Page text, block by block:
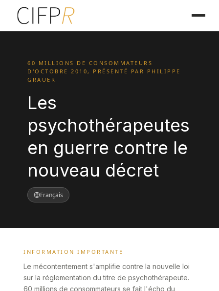
60 MILLIONS DE CONSOMMATEURS
D'OCTOBRE 2010, PRÉSENTÉ PAR PHILIPPE
GRAUER
Les
psychothérapeutes
en guerre contre le
nouveau décret
Français
INFORMATION IMPORTANTE
Le mécontentement s'amplifie contre la nouvelle loi
sur la réglementation du titre de psychothérapeute.
60 millions de consommateurs se fait l'écho du